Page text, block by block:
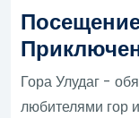
Гора Улудаг -
любителями гор